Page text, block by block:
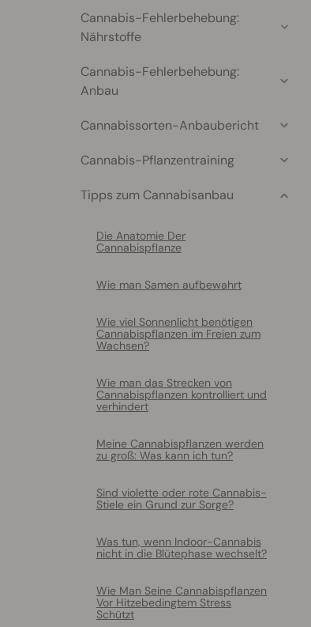
Cannabis-Fehlerbehebung:
Nährstoffe
Cannabis-Fehlerbehebung:
Anbau
Cannabissorten-Anbaubericht
Cannabis-Pflanzentraining
Tipps zum Cannabisanbau
Die Anatomie Der
Cannabispflanze
Wie man Samen aufbewahrt
Wie viel Sonnenlicht benötigen
Cannabispflanzen im Freien zum
Wachsen?
Wie man das Strecken von
Cannabispflanzen kontrolliert und
verhindert
Meine Cannabispflanzen werden
zu groß: Was kann ich tun?
Sind violette oder rote Cannabis-
Stiele ein Grund zur Sorge?
Was tun, wenn Indoor-Cannabis
nicht in die Blütephase wechselt?
Wie Man Seine Cannabispflanzen
Vor Hitzebedingtem Stress
Schützt